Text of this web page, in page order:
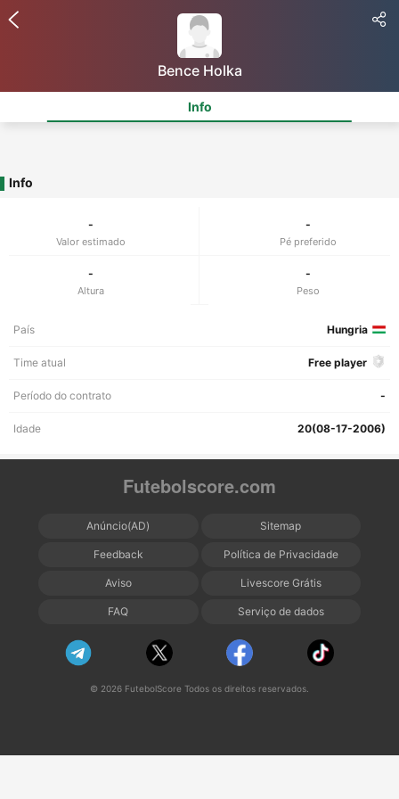
Bence Holka
Info
Info
-
Valor estimado
-
Pé preferido
-
Altura
-
Peso
País Hungria
Time atual Free player
Período do contrato -
Idade 20(08-17-2006)
Futebolscore.com
Anúncio(AD) Sitemap
Feedback Política de Privacidade
Aviso Livescore Grátis
FAQ Serviço de dados
© 2026 FutebolScore Todos os direitos reservados.